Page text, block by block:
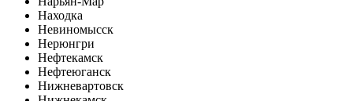
Находка
Невиномысск
Нерюнгри
Нефтекамск
Нефтеюганск
Нижневартовск